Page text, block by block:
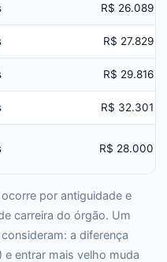
R$ 26.089
R$ 27.829
R$ 29.816
R$ 32.301
R$ 28.000
por antiguidade e
carreira do órgão. Um
a diferença
entrar mais velho muda